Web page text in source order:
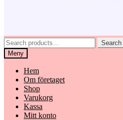
Search
for:
Search
Meny
Hem
Om företaget
Shop
Varukorg
Kassa
Mitt konto